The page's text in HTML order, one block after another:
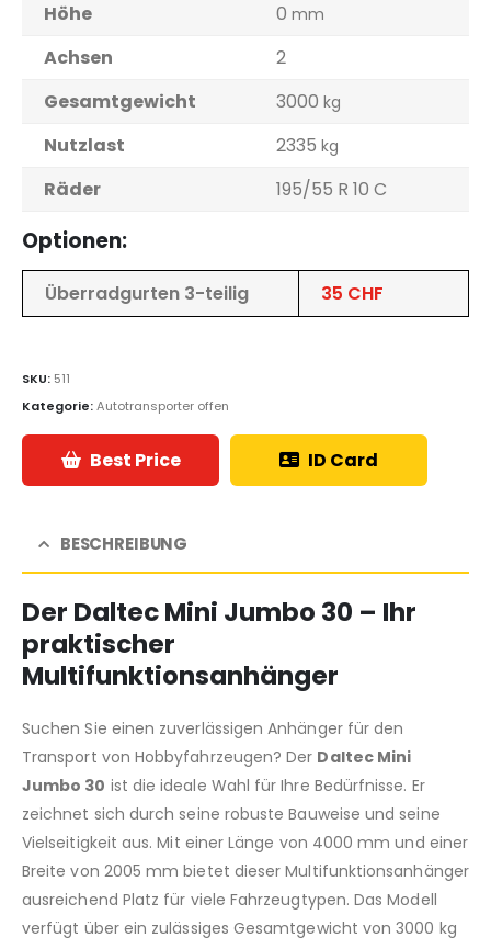
Höhe 0 mm
Achsen
2
Gesamtgewicht
3000 kg
Nutzlast 2335 kg
Räder 195/55 R 10 C
Optionen:
Überradgurten 3-teilig 35 CHF
SKU: 511
Kategorie:Autotransporter offen
Best Price ID Card
BESCHREIBUNG
Der Daltec Mini Jumbo 30 – Ihr
praktischer
Multifunktionsanhänger
Suchen Sie einen zuverlässigen Anhänger für den
Transport von Hobbyfahrzeugen? Der Daltec Mini
Jumbo 30 ist die ideale Wahl für Ihre Bedürfnisse. Er
zeichnet sich durch seine robuste Bauweise und seine
Vielseitigkeit aus. Mit einer Länge von 4000 mm und einer
Breite von 2005 mm bietet dieser Multifunktionsanhänger
ausreichend Platz für viele Fahrzeugtypen. Das Modell
verfügt über ein zulässiges Gesamtgewicht von 3000 kg